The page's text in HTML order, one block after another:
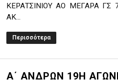
ΚΕΡΑΤΣΙΝΙΟΥ ΑΟ ΜΕΓΑΡΑ ΓΣ
ΑΚ...
Περισσότερα
Α΄ ΑΝΔΡΩΝ 19Η